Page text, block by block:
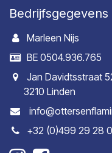
Bedrijfsgegevens
Marleen Nijs
BE 0504.936.765
Jan Davidtsstraat
3210 Linden
+32 (0)499 29 28